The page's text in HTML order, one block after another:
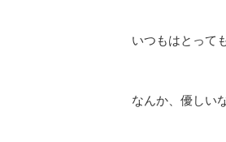
いつもはとって
なんか、優しい